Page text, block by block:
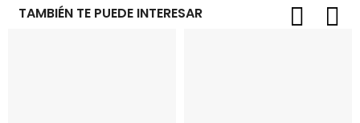
TAMBIÉN TE PUEDE INTERESAR